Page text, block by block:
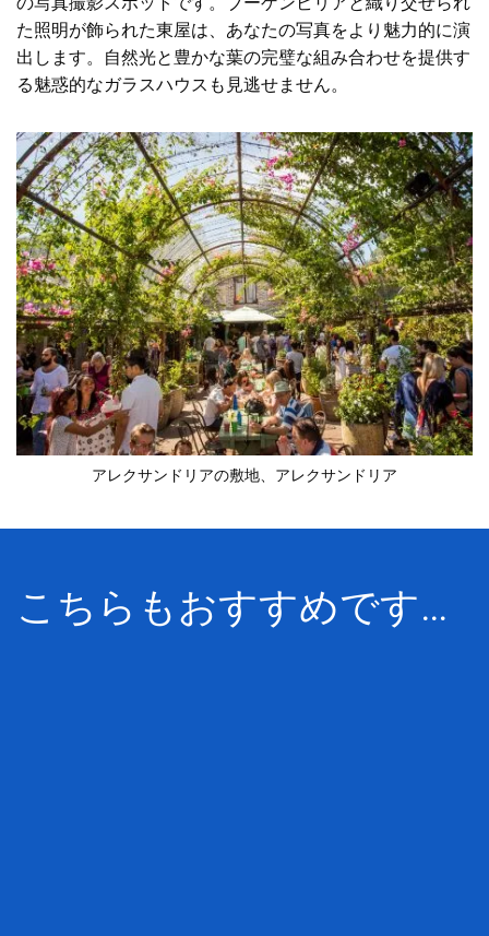
た照明が飾られた東屋は、あなたの写真をより魅力的に演
出します。自然光と豊かな葉の完璧な組み合わせを提供す
る魅惑的なガラスハウスも見逃せません。
アレクサンドリアの敷地、アレクサンドリア
こちらもおすすめです…